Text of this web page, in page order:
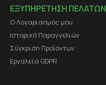
ΕΞΥΠΗΡΕΤΗΣΗ ΠΕΛΑΤΩΝ
Ο Λογαριασμός μου
Ιστορικό Παραγγελιών
Σύγκριση Προϊόντων
Εργαλεία GDPR